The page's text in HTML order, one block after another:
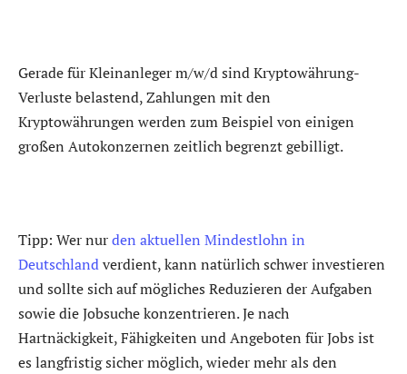
Gerade für Kleinanleger m/w/d sind Kryptowährung-
Verluste belastend, Zahlungen mit den
Kryptowährungen werden zum Beispiel von einigen
großen Autokonzernen zeitlich begrenzt gebilligt.
Tipp: Wer nurden aktuellen Mindestlohn in
Deutschlandverdient, kann natürlich schwer investieren
und sollte sich auf mögliches Reduzieren der Aufgaben
sowie die Jobsuche konzentrieren. Je nach
Hartnäckigkeit, Fähigkeiten und Angeboten für Jobs ist
es langfristig sicher möglich, wieder mehr als den